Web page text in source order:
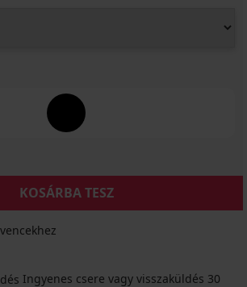
KOSÁRBA TESZ
Ingyenes csere vagy visszaküldés 30